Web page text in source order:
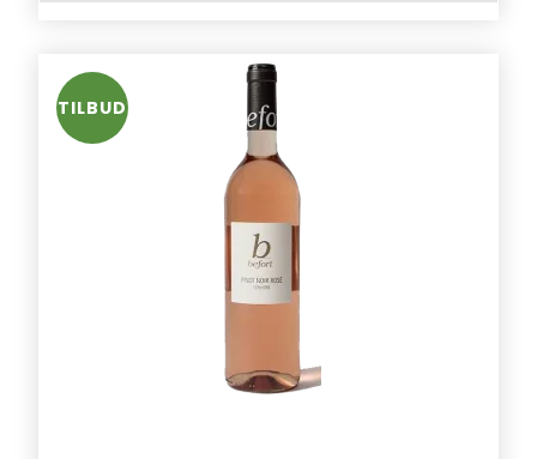
TILBUD